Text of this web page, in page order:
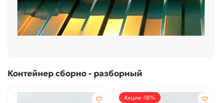
Контейнер сборно - разборный
Акция -18%